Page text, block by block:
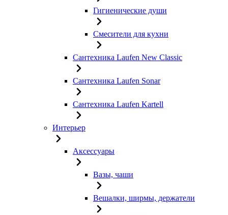
Гигиенические души
Смесители для кухни
Сантехника Laufen New Classic
Сантехника Laufen Sonar
Сантехника Laufen Kartell
Интерьер
Аксессуары
Вазы, чаши
Вешалки, ширмы, держатели